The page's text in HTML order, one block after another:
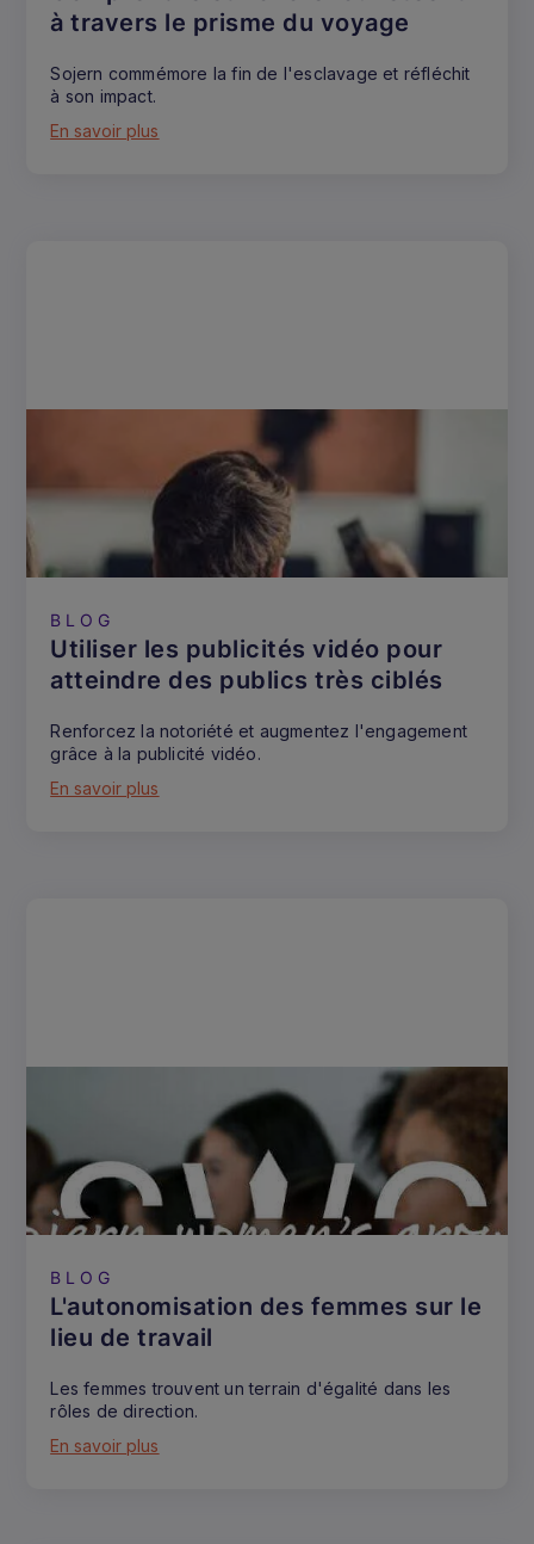
à travers le prisme du voyage
Sojern commémore la fin de l'esclavage et réfléchit
à son impact.
En savoir plus
BLOG
Utiliser les publicités vidéo pour
atteindre des publics très ciblés
Renforcez la notoriété et augmentez l'engagement
grâce à la publicité vidéo.
En savoir plus
BLOG
L'autonomisation des femmes sur le
lieu de travail
Les femmes trouvent un terrain d'égalité dans les
rôles de direction.
En savoir plus